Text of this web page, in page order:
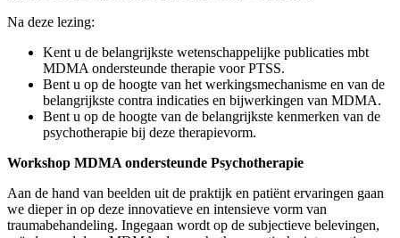
Na deze lezing:
Kent u de belangrijkste wetenschappelijke publicaties mbt
MDMA ondersteunde therapie voor PTSS.
Bent u op de hoogte van het werkingsmechanisme en van de
belangrijkste contra indicaties en bijwerkingen van MDMA.
Bent u op de hoogte van de belangrijkste kenmerken van de
psychotherapie bij deze therapievorm.
Workshop MDMA ondersteunde Psychotherapie
Aan de hand van beelden uit de praktijk en patiënt ervaringen gaan
we dieper in op deze innovatieve en intensieve vorm van
traumabehandeling. Ingegaan wordt op de subjectieve belevingen,